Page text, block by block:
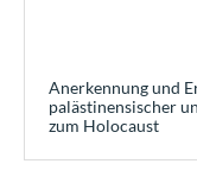
Anerkennung und
palästinensischer
zum Holocaust